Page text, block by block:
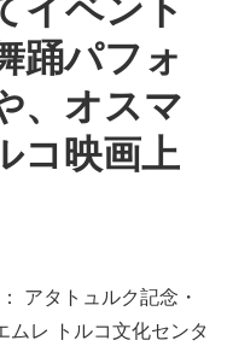
イベント
踊パフォ
、オスマ
コ映画上
アタトュルク記念・
ムレ トルコ文化センタ